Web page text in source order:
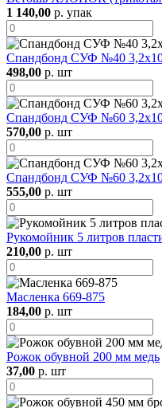
1 140,00 р. упак
Спандбонд СУФ №40
498,00 р. шт
Спандбонд СУФ №60
570,00 р. шт
Спандбонд СУФ №60
555,00 р. шт
Рукомойник 5 литров
210,00 р. шт
Масленка 669-875
184,00 р. шт
Рожок обувной 200 мм медь
37,00 р. шт